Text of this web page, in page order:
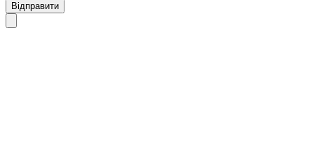
Відправити